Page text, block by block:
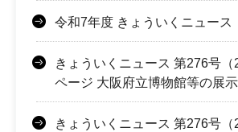
令和7年度 きょういくニュース
きょういくニュース 第276号
ページ 大阪府立博物館等の展
きょういくニュース 第276号